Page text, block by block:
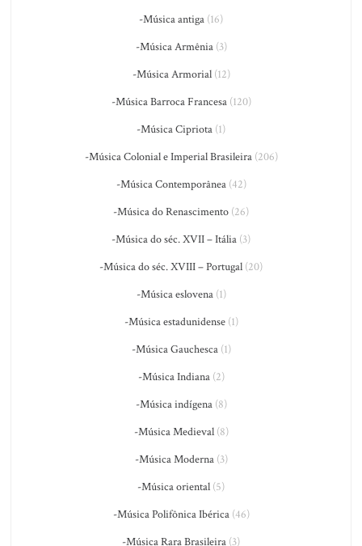
-Música antiga (16)
-Música Armênia(3)
-Música Armorial(12)
-Música Barroca Francesa(120)
-Música Cipriota (1)
-Música Colonial e Imperial Brasileira(206)
-Música Contemporânea(42)
-Música do Renascimento (26)
-Música do séc. XVII – Itália (3)
-Música do séc. XVIII – Portugal (20)
-Música eslovena(1)
-Música estadunidense(1)
-Música Gauchesca(1)
-Música Indiana(2)
-Música indígena(8)
-Música Medieval(8)
-Música Moderna(3)
-Música oriental (5)
-Música Polifônica Ibérica(46)
-Música Rara Brasileira (3)